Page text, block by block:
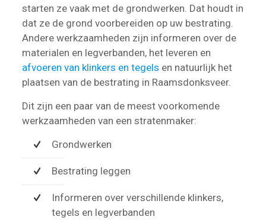
starten ze vaak met de grondwerken. Dat houdt in
dat ze de grond voorbereiden op uw bestrating.
Andere werkzaamheden zijn informeren over de
materialen en legverbanden, het leveren en
afvoeren van klinkers en tegels en natuurlijk het
plaatsen van de bestrating in Raamsdonksveer.
Dit zijn een paar van de meest voorkomende
werkzaamheden van een stratenmaker:
Grondwerken
Bestrating leggen
Informeren over verschillende klinkers,
tegels en legverbanden